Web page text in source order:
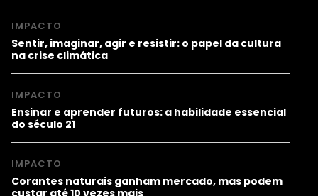
IMPACTO
Sentir, imaginar, agir e resistir: o papel da cultura
na crise climática
IMPACTO
Ensinar e aprender futuros: a habilidade essencial
do século 21
IMPACTO
Corantes naturais ganham mercado, mas podem
custar até 10 vezes mais